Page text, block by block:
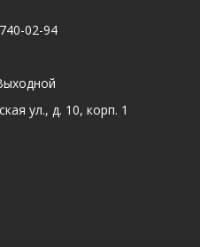
02-94
ул., д. 10, корп. 1